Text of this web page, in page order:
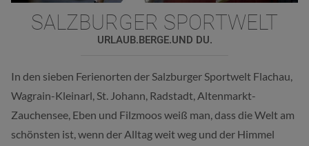
SALZBURGER SPORTWELT
URLAUB.BERGE.UND DU.
In den sieben Ferienorten der Salzburger Sportwelt Flachau,
Wagrain-Kleinarl, St. Johann, Radstadt, Altenmarkt-
Zauchensee, Eben und Filzmoos weiß man, dass die Welt am
schönsten ist, wenn der Alltag weit weg und der Himmel